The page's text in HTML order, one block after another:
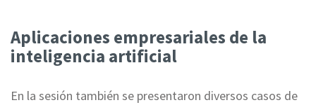
Aplicaciones empresariales de la
inteligencia artificial
En la sesión también se presentaron diversos casos de